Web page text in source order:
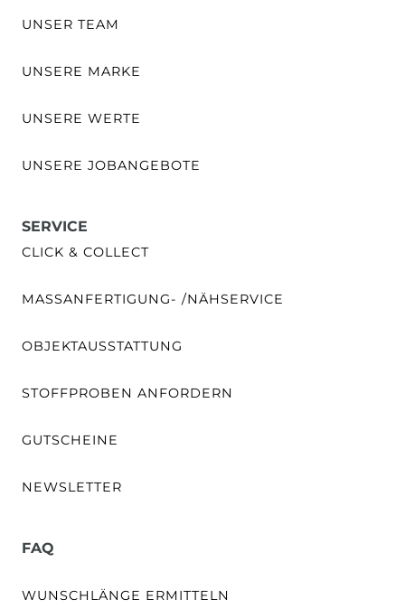
UNSER TEAM
UNSERE MARKE
UNSERE WERTE
UNSERE JOBANGEBOTE
SERVICE
CLICK & COLLECT
MASSANFERTIGUNG- /NÄHSERVICE
OBJEKTAUSSTATTUNG
STOFFPROBEN ANFORDERN
GUTSCHEINE
NEWSLETTER
FAQ
WUNSCHLÄNGE ERMITTELN